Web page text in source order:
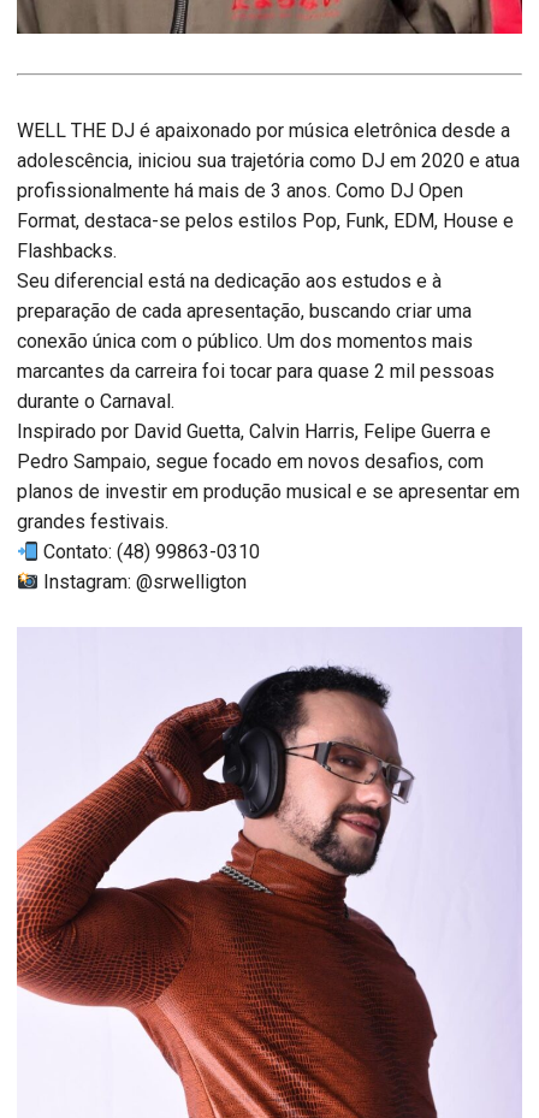
WELL THE DJ é apaixonado por música eletrônica desde a
adolescência, iniciou sua trajetória como DJ em 2020 e atua
profissionalmente há mais de 3 anos. Como DJ Open
Format, destaca-se pelos estilos Pop, Funk, EDM, House e
Flashbacks.
Seu diferencial está na dedicação aos estudos e à
preparação de cada apresentação, buscando criar uma
conexão única com o público. Um dos momentos mais
marcantes da carreira foi tocar para quase 2 mil pessoas
durante o Carnaval.
Inspirado por David Guetta, Calvin Harris, Felipe Guerra e
Pedro Sampaio, segue focado em novos desafios, com
planos de investir em produção musical e se apresentar em
grandes festivais.
Contato: (48) 99863-0310
Instagram: @srwelligton